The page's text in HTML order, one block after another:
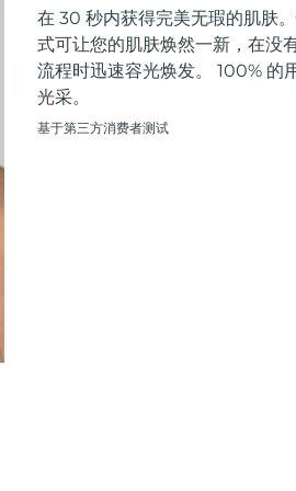
在 30 秒内获得完美无瑕的肌肤
式可让您的肌肤焕然一新，在没
流程时迅速容光焕发。 100% 的
光采。
基于第三方消费者测试